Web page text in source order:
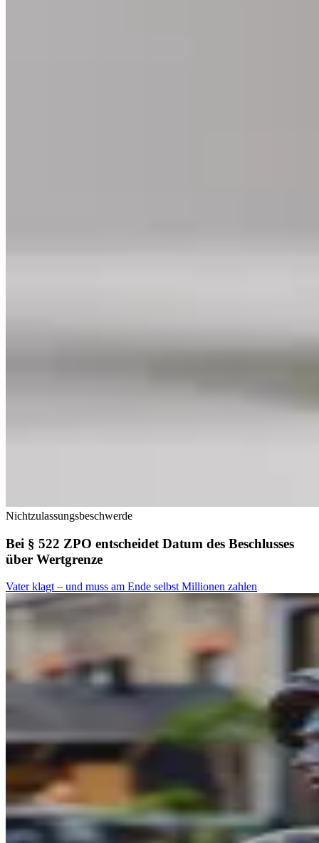
Nichtzulassungsbeschwerde
Bei § 522 ZPO entscheidet Datum des Beschlusses
über Wertgrenze
Vater klagt – und muss am Ende selbst Millionen zahlen